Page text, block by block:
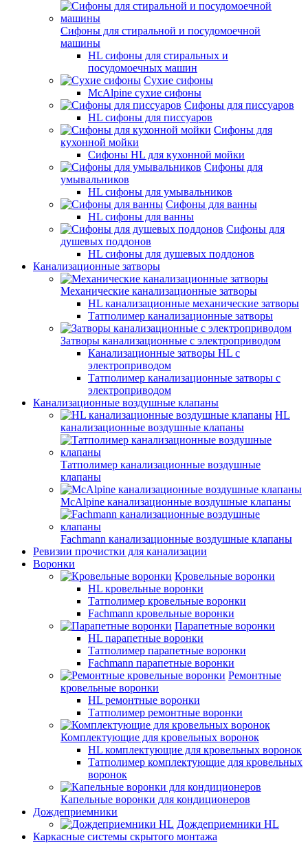
Сифоны для стиральной и посудомоечной
машины
HL сифоны для стиральных и
посудомоечных машин
Сухие сифоны
McAlpine сухие сифоны
Сифоны для писсуаров
HL сифоны для писсуаров
Сифоны для
кухонной мойки
Сифоны HL для кухонной мойки
Сифоны для
умывальников
HL сифоны для умывальников
Сифоны для ванны
HL сифоны для ванны
Сифоны для
душевых поддонов
HL сифоны для душевых поддонов
Канализационные затворы
Механические канализационные затворы
HL канализационные механические затворы
Татполимер канализационные затворы
Затворы канализационные с электроприводом
Канализационные затворы HL с
электроприводом
Татполимер канализационные затворы с
электроприводом
Канализационные воздушные клапаны
HL
канализационные воздушные клапаны
Татполимер канализационные воздушные
клапаны
McAlpine канализационные воздушные клапаны
Fachmann канализационные воздушные клапаны
Ревизии прочистки для канализации
Воронки
Кровельные воронки
HL кровельные воронки
Татполимер кровельные воронки
Fachmann кровельные воронки
Парапетные воронки
HL парапетные воронки
Татполимер парапетные воронки
Fachmann парапетные воронки
Ремонтные
кровельные воронки
HL ремонтные воронки
Татполимер ремонтные воронки
Комплектующие для кровельных воронок
HL комплектующие для кровельных воронок
Татполимер комплектующие для кровельных
воронок
Капельные воронки для кондиционеров
Дождеприемники
Дождеприемники HL
Каркасные системы скрытого монтажа